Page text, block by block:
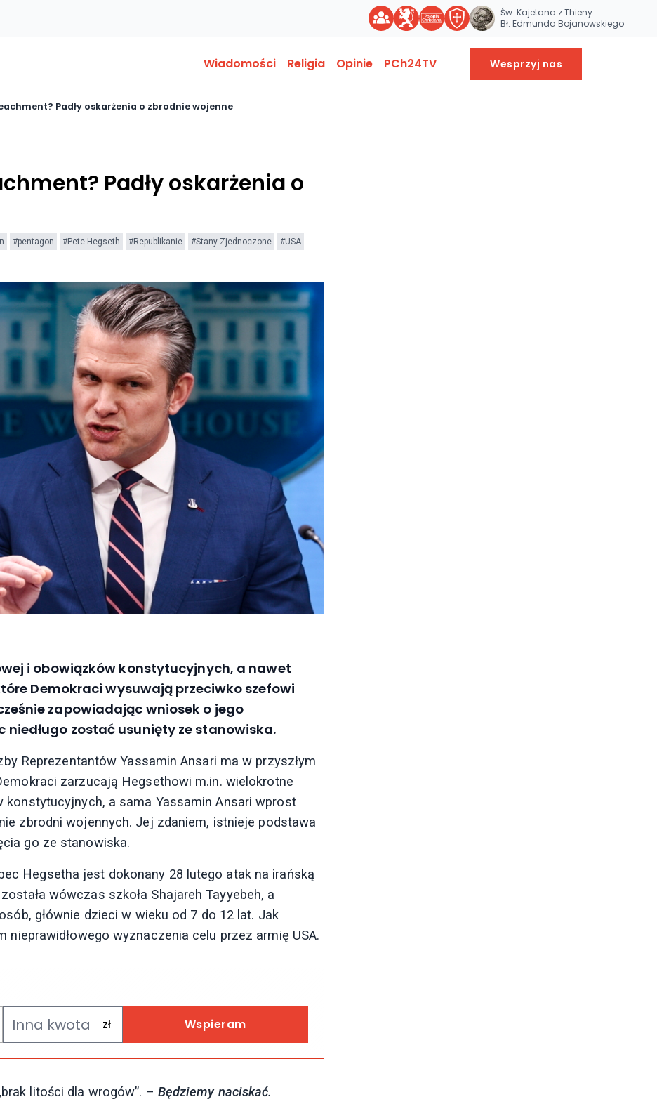
Św. Kajetana z Thieny
Bł. Edmunda Bojanowskiego
Wiadomości Religia Opinie PCh24TV Wesprzyj nas
Padły oskarżenia o zbrodnie wojenne
Padły oskarżenia o
#pentagon #Pete Hegseth #Republikanie #Stany Zjednoczone
#USA
i obowiązków konstytucyjnych, a nawet
Demokraci wysuwają przeciwko szefowi
zapowiadając wniosek o jego
niedługo zostać usunięty ze stanowiska.
Reprezentantów Yassamin Ansari ma w przyszłym
zarzucają Hegsethowi m.in. wielokrotne
a sama Yassamin Ansari wprost
zbrodni wojennych. Jej zdaniem, istnieje podstawa
go ze stanowiska.
Hegsetha jest dokonany 28 lutego atak na irańską
wówczas szkoła Shajareh Tayyebeh, a
głównie dzieci w wieku od 7 do 12 lat. Jak
nieprawidłowego wyznaczenia celu przez armię USA.
Wspieram
litości dla wrogów”. – Będziemy naciskać.